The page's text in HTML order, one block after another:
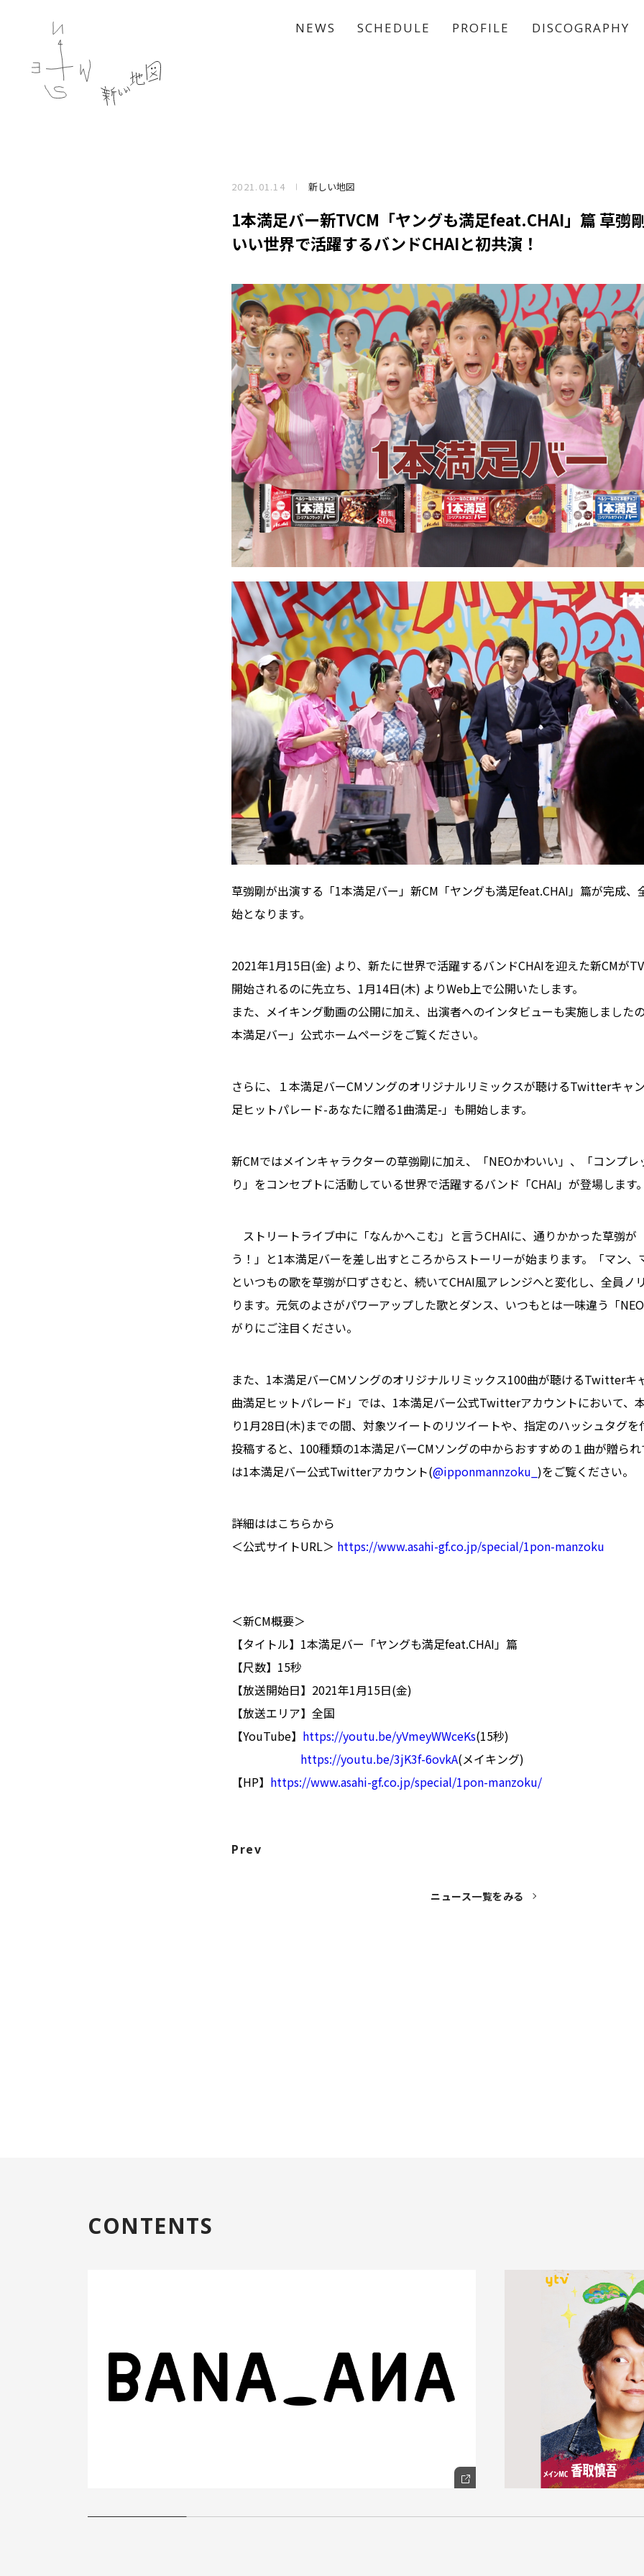
NEWS SCHEDULE PROFILE DISCOGRAPHY
2021.01.14 新しい地図
1本満足バー新TVCM「ヤングも満足feat.CHAI」篇 草彅
いい世界で活躍するバンドCHAIと初共演！
草彅剛が出演する「1本満足バー」新CM「ヤングも満足feat.CHAI」篇が完成、
始となります。
2021年1月15日(金) より、新たに世界で活躍するバンドCHAIを迎えた新CMが
開始されるのに先立ち、1月14日(木) よりWeb上で公開いたします。
また、メイキング動画の公開に加え、出演者へのインタビューも実施しました
本満足バー」公式ホームページをご覧ください。
さらに、１本満足バーCMソングのオリジナルリミックスが聴けるTwitterキャ
足ヒットパレード-あなたに贈る1曲満足-」も開始します。
新CMではメインキャラクターの草彅剛に加え、「NEOかわいい」、「コンプレ
り」をコンセプトに活動している世界で活躍するバンド「CHAI」が登場します
ストリートライブ中に「なんかへこむ」と言うCHAIに、通りかかった草彅が
う！」と1本満足バーを差し出すところからストーリーが始まります。「マン
といつもの歌を草彅が口ずさむと、続いてCHAI風アレンジへと変化し、全員ノ
ります。元気のよさがパワーアップした歌とダンス、いつもとは一味違う「
がりにご注目ください。
また、1本満足バーCMソングのオリジナルリミックス100曲が聴けるTwitterキ
曲満足ヒットパレード」では、1本満足バー公式Twitterアカウントにおいて、
り1月28日(木)までの間、対象ツイートのリツイートや、指定のハッシュタグ
投稿すると、100種類の1本満足バーCMソングの中からおすすめの１曲が贈ら
は1本満足バー公式Twitterアカウント(@ipponmannzoku_ )をご覧ください。
詳細ははこちらから
＜公式サイトURL＞ https://www.asahi-gf.co.jp/special/1pon-manzoku
＜新CM概要＞
【タイトル】1本満足バー「ヤングも満足feat.CHAI」篇
【尺数】15秒
【放送開始日】2021年1月15日(金)
【放送エリア】全国
【YouTube】 https://youtu.be/yVmeyWWceKs(15秒)
https://youtu.be/3jK3f-6ovkA(メイキング)
【HP】 https://www.asahi-gf.co.jp/special/1pon-manzoku/
Prev
ニュース一覧をみる
CONTENTS